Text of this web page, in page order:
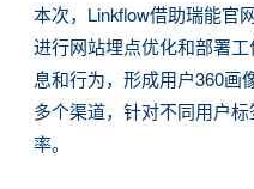
本次，Linkflow借助瑞能官
进行网站埋点优化和部署
息和行为，形成用户360画
多个渠道，针对不同用户
率。